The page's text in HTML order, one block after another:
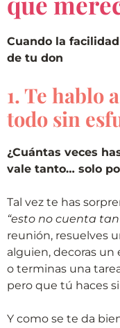
Cuando la
de tu don
1. Te hablo
todo sin
¿Cuántas veces
vale tanto… solo
Tal vez te has
“esto no cuenta
reunión, resuelves
alguien, decoras un
o terminas una
pero que tú haces
Y como se te da